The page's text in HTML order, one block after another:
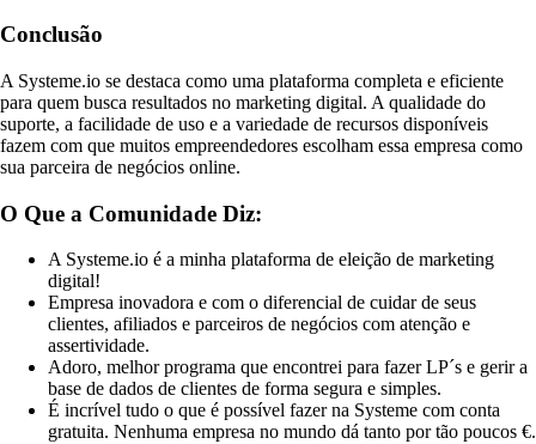
Conclusão
A Systeme.io se destaca como uma plataforma completa e eficiente
para quem busca resultados no marketing digital. A qualidade do
suporte, a facilidade de uso e a variedade de recursos disponíveis
fazem com que muitos empreendedores escolham essa empresa como
sua parceira de negócios online.
O Que a Comunidade Diz:
A Systeme.io é a minha plataforma de eleição de marketing
digital!
Empresa inovadora e com o diferencial de cuidar de seus
clientes, afiliados e parceiros de negócios com atenção e
assertividade.
Adoro, melhor programa que encontrei para fazer LP´s e gerir a
base de dados de clientes de forma segura e simples.
É incrível tudo o que é possível fazer na Systeme com conta
gratuita. Nenhuma empresa no mundo dá tanto por tão poucos €.